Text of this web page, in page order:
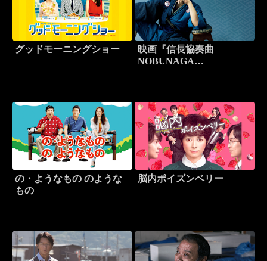
グッドモーニングショー
映画『信長協奏曲
NOBUNAGA
の・ようなもの のような
もの
脳内ポイズンベリー